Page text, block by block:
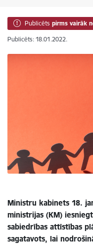
Publicēts pirms vairāk
Publicēts: 18.01.2022.
Ministru kabinets 18.
ministrijas (KM)
sabiedrības attīstības
sagatavots, lai